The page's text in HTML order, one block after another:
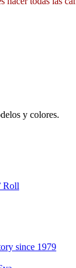
y colores.
Roll
since 1979